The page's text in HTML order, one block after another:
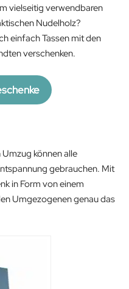
vielseitig verwendbaren
Nudelholz?
einfach Tassen mit den
verschenken.
können alle
gebrauchen. Mit
in Form von einem
Umgezogenen genau das